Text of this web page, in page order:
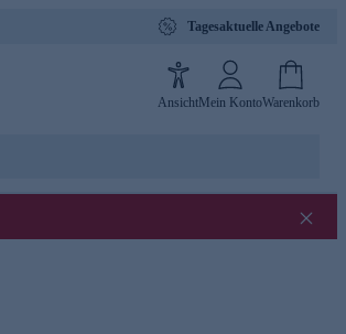
Tagesaktuelle Angebote
AnsichtMein KontoWarenkorb